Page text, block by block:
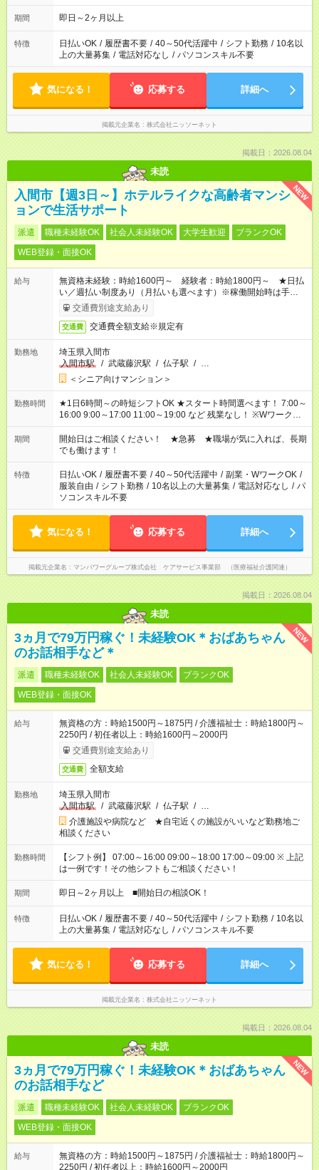
期間 即日～2ヶ月以上
特徴 日払いOK / 履歴書不要 / 40～50代活躍中 / シフト勤務 / 10名以
上の大量募集 / 電話対応なし / パソコンスキル不要
気になる！ 応募する 詳細へ
掲載元企業名 株式会社ニッソーネット
掲載日：2026.08.04
未読
NEW
入間市【週3日～】ホテルライクな高齢者マンシ
ョンで生活サポート
派遣 職種未経験OK 社会人未経験OK 大学生歓迎
ブランクOK
WEB登録・面接OK
給与
無資格未経験：時給1600円～ 経験者：時給1800円～ ★日払
い／週払い制度あり（月払いも選べます）※稼働開始時は手続き
完了次第のお支払いとなります。
交通費別途支給あり
交通費 交通費全額支給※規定有
勤務地
埼玉県入間市
入間市駅
/ 武蔵藤沢駅 / 仏子駅 / …
＜シニア向けマンション＞
勤務時間
★1日6時間～の時短シフトOK ★スタート時間選べます！ 7:00～
16:00 9:00～17:00 11:00～19:00 など 残業なし！ ※Wワークの
場合、他のお仕事と合わせ週40時間超の就業はご案内できませ
ん ※法令に基づき、週20時間以上勤務は社会保険への加入対象
となります ※労働者派遣法（日雇い派遣の原則禁止）により、
短時間・短期間の就業はご案内が難しい場合があります
期間
開始日はご相談ください！ ★急募 ★職場が気に入れば、長期
でも働けます！
特徴 日払いOK / 履歴書不要 / 40～50代活躍中 / 副業・WワークOK /
服装自由 / シフト勤務 / 10名以上の大量募集 / 電話対応なし / パ
ソコンスキル不要
気になる！ 応募する 詳細へ
掲載元企業名 マンパワーグループ株式会社 ケアサービス事業部 （医療福祉介護関連）
掲載日：2026.08.04
未読
NEW
3ヵ月で79万円稼ぐ！未経験OK＊おばあちゃん
のお話相手など＊
派遣 職種未経験OK 社会人未経験OK
ブランクOK
WEB登録・面接OK
給与
無資格の方：時給1500円～1875円 / 介護福祉士：時給1800円～
2250円 / 初任者以上：時給1600円～2000円
交通費別途支給あり
交通費 全額支給
勤務地
埼玉県入間市
入間市駅
/ 武蔵藤沢駅 / 仏子駅 / …
介護施設や病院など ★自宅近くの施設がいいなど勤務地ご
相談ください
勤務時間
【シフト例】 07:00～16:00 09:00～18:00 17:00～09:00 ※ 上記
は一例です！その他シフトもご相談ください！
期間 即日～2ヶ月以上 ■開始日の相談OK！
特徴 日払いOK / 履歴書不要 / 40～50代活躍中 / シフト勤務 / 10名以
上の大量募集 / 電話対応なし / パソコンスキル不要
気になる！ 応募する 詳細へ
掲載元企業名 株式会社ニッソーネット
掲載日：2026.08.04
未読
NEW
3ヵ月で79万円稼ぐ！未経験OK＊おばあちゃん
のお話相手など
派遣 職種未経験OK 社会人未経験OK
ブランクOK
WEB登録・面接OK
給与
無資格の方：時給1500円～1875円 / 介護福祉士：時給1800円～
2250円 / 初任者以上：時給1600円～2000円